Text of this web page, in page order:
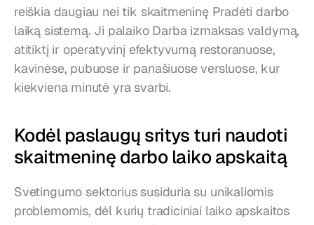
reiškia daugiau nei tik skaitmeninę Pradėti darbo
laiką sistemą. Ji palaiko Darba izmaksas valdymą,
atitiktį ir operatyvinį efektyvumą restoranuose,
kavinėse, pubuose ir panašiuose versluose, kur
kiekviena minutė yra svarbi.
Kodėl paslaugų sritys turi naudoti
skaitmeninę darbo laiko apskaitą
Svetingumo sektorius susiduria su unikaliomis
problemomis, dėl kurių tradiciniai laiko apskaitos